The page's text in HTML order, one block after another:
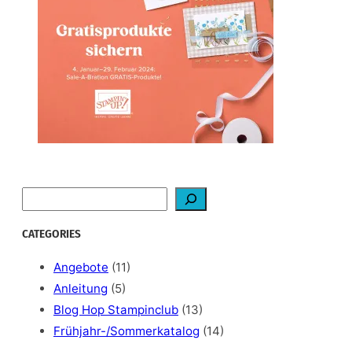
e
a
CATEGORIES
Angebote (11)
Anleitung (5)
Blog Hop Stampinclub (13)
Frühjahr-/Sommerkatalog (14)